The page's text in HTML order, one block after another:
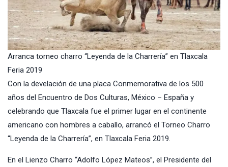
Arranca torneo charro “Leyenda de la Charrería” en Tlaxcala
Feria 2019
Con la develación de una placa Conmemorativa de los 500
años del Encuentro de Dos Culturas, México – España y
celebrando que Tlaxcala fue el primer lugar en el continente
americano con hombres a caballo, arrancó el Torneo Charro
“Leyenda de la Charrería”, en Tlaxcala Feria 2019.
En el Lienzo Charro “Adolfo López Mateos”, el Presidente del